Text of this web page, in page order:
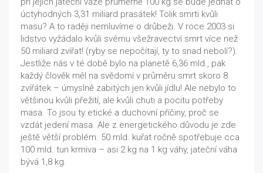
úctyhodných 3,31 miliard prasátek! Tolik smrti kvůli
masu? A to raději nemluvíme o drůbeži. V roce 2003 si
lidstvo vyžádalo kvůli svému všežravectví smrt více než
50 miliard zvířat! (ryby se nepočítají, ty to snad nebolí?).
Jestliže nás v té době bylo na planetě 6,36 mld., pak
každý člověk měl na svědomí v průměru smrt skoro 8
zvířátek – úmyslně zabitých jen kvůli jídlu! Ale nebylo to
většinou kvůli přežití, ale kvůli chuti a pocitu potřeby
masa. To jsou ty etické a duchovní příčiny, proč se
vzdát jedení masa. Ale z energetického důvodu je zde
ještě větší problém. 50 mld. kuřat ročně spotřebuje cca
100 mld. tun krmiva – asi 2 kg na 1 kg váhy, jateční váha
bývá 1,8 kg.